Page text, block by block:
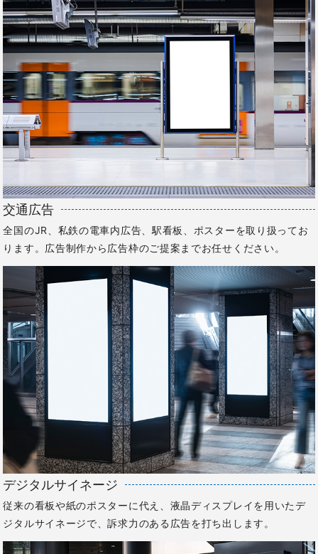
交通広告
全国のJR、私鉄の電車内広告、駅看板、ポスターを取り扱ってお
ります。広告制作から広告枠のご提案までお任せください。
デジタルサイネージ
従来の看板や紙のポスターに代え、液晶ディスプレイを用いたデ
ジタルサイネージで、訴求力のある広告を打ち出します。